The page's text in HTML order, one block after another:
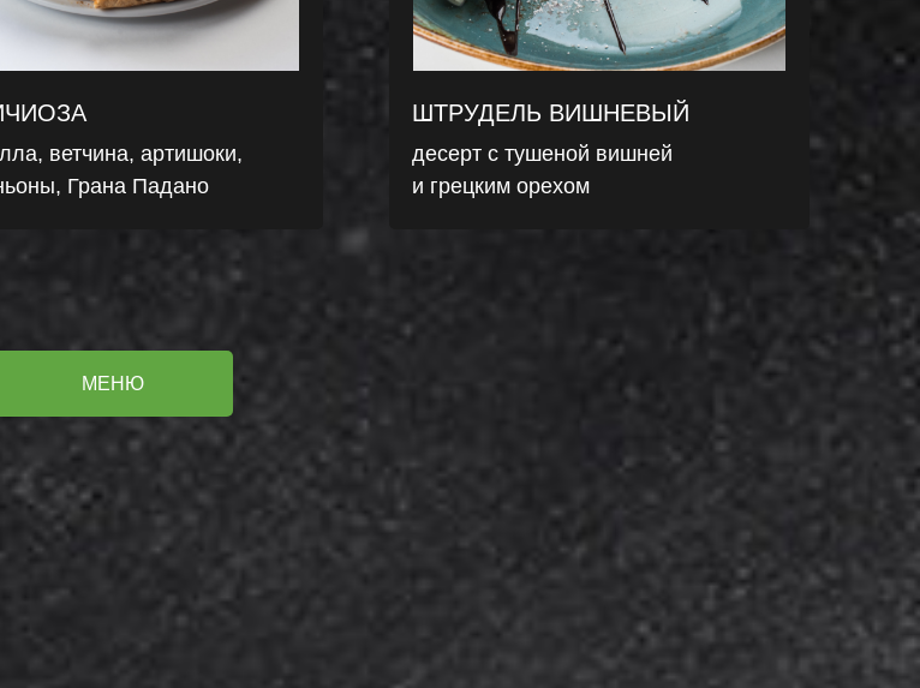
МЕНЮ
ветчина, артишоки,
Грана Падано
ШТРУДЕЛЬ ВИШНЕВЫЙ
десерт с тушеной вишней
и грецким орехом